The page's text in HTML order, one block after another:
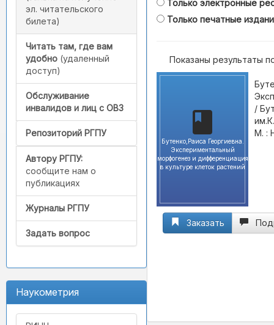
эл. читательского
билета)
Читать там, где вам
удобно (удаленный
доступ)
Обслуживание
инвалидов и лиц с ОВЗ
Репозиторий РГПУ
Автору РГПУ:
сообщите нам о
публикациях
Журналы РГПУ
Задать вопрос
Наукометрия
Только электронные
Только печатные
Показаны результаты
Бутенко,Раиса Георгиевна.
Экспериментальный
морфогенез и дифференциация
в культуре клеток растений
/
М. :
Заказать